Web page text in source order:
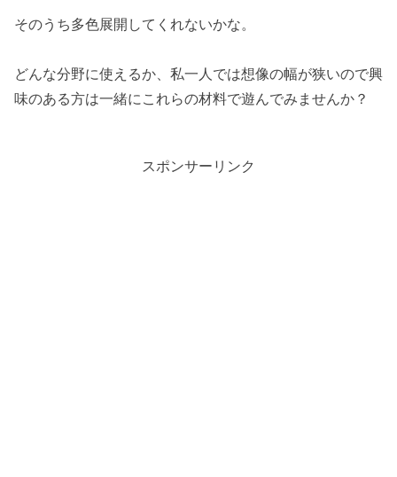
そのうち多色展開してくれないかな。
どんな分野に使えるか、私一人では想像の幅が狭いので興
味のある方は一緒にこれらの材料で遊んでみませんか？
スポンサーリンク